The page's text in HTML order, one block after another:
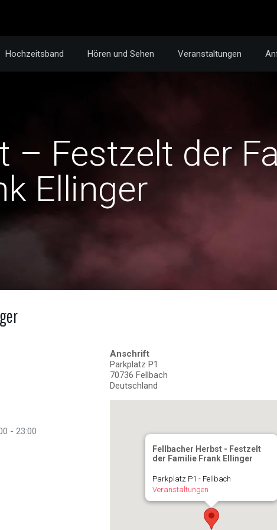
Hochzeitsband Hören und Sehen Veranstaltungen
– Festzelt der
Ellinger
Anschrift
Parkplatz P1
70736 Fellbach
Deutschland
Fellbacher Herbst - Festzelt
der Familie Frank Ellinger
Parkplatz P1 - Fellbach
Veranstaltungen
- 23:00